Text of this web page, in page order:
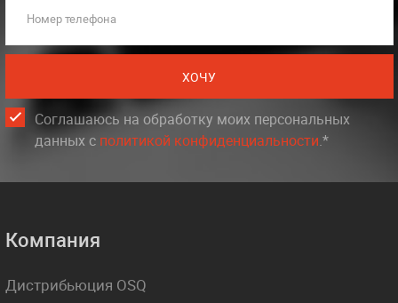
Номер телефона
ХОЧУ
Соглашаюсь на обработку моих персональных
данных c политикой конфиденциальности.*
Компания
Дистрибьюция OSQ